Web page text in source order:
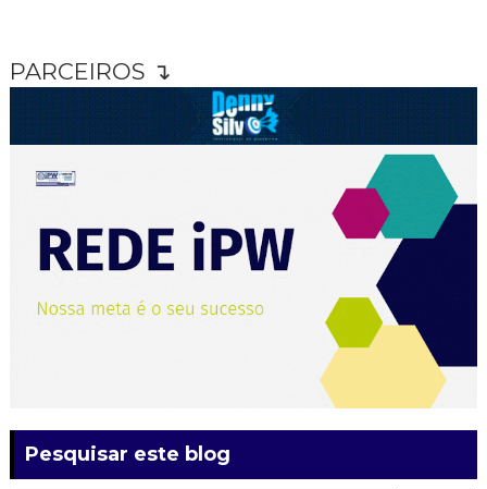
PARCEIROS ↴
Pesquisar este blog